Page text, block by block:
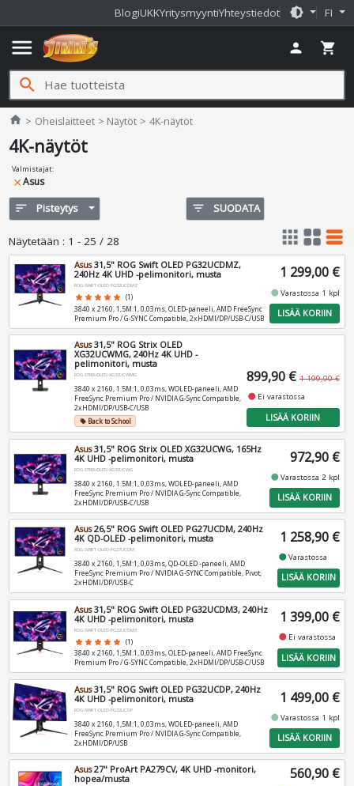
BlogiUKKYritysmyyntiYhteystiedot brightness_medium FI
menu person shopping_cart
search
home Jimms.fi
Oheislaitteet Näytöt 4K-näytöt
4K-näytöt
Valmistajat:
closeAsus
sort Pisteytys filter_list SUODATA
Näytetään : 1 - 25 / 28 apps grid_view table_rows
Asus31,5" ROG Swift OLED PG32UCDMZ,
240Hz 4K UHD -pelimonitori, musta
ROG-SWIFT-OLED-PG32UCDMZ
star star star star star (1)
3840 x 2160, 1,5M:1, 0,03ms, OLED-paneeli, AMD FreeSync
Premium Pro / G-SYNC Compatible, 2xHDMI/DP/USB-C/USB
1 299,00 €
fiber_manual_recordVarastossa 1 kpl
LISÄÄ KORIIN
Asus31,5" ROG Strix OLED
XG32UCWMG, 240Hz 4K UHD -
pelimonitori, musta
ROG-STRIX-OLED-XG32UCWMG
3840 x 2160, 1.5M:1, 0,03ms, WOLED-paneeli, AMD
FreeSync Premium Pro / NVIDIA G-Sync Compatible,
2xHDMI/DP/USB-C/USB
local_offerBack to School
899,90 € 1 199,90 €
fiber_manual_record Ei varastossa
LISÄÄ KORIIN
Asus31,5" ROG Strix OLED XG32UCWG, 165Hz
4K UHD -pelimonitori, musta
ROG-STRIX-OLED-XG32UCWG
3840 x 2160, 1.5M:1, 0,03ms, WOLED-paneeli, AMD
FreeSync Premium Pro / NVIDIA G-Sync Compatible,
2xHDMI/DP/USB-C/USB
972,90 €
fiber_manual_recordVarastossa 2 kpl
LISÄÄ KORIIN
Asus26,5" ROG Swift OLED PG27UCDM, 240Hz
4K QD-OLED -pelimonitori, musta
ROG-SWIFT-OLED-PG27UCDM
3840 x 2160, 1,5M:1, 0,03ms, QD-OLED -paneeli, AMD
FreeSync Premium Pro / NVIDIA G-SYNC Compatible, Pivot,
2xHDMI/DP/USB-C
1 258,90 €
fiber_manual_recordVarastossa
LISÄÄ KORIIN
Asus31,5" ROG Swift OLED PG32UCDM3, 240Hz
4K UHD -pelimonitori, musta
ROG-SWIFT-OLED-PG32UCDM3
star star star star star (1)
3840 x 2160, 1,5M:1, 0,03ms, OLED-paneeli, AMD FreeSync
Premium Pro / G-SYNC Compatible, 2xHDMI/DP/USB-C/USB
1 399,00 €
fiber_manual_record Ei varastossa
LISÄÄ KORIIN
Asus31,5" ROG Swift OLED PG32UCDP, 240Hz
4K UHD -pelimonitori, musta
ROG-SWIFT-OLED-PG32UCDP
3840 x 2160, 1,5M:1, 0,03ms, WOLED-paneeli, AMD
FreeSync Premium Pro / NVIDIA G-Sync Compatible,
2xHDMI/DP/USB
1 499,00 €
fiber_manual_recordVarastossa 1 kpl
LISÄÄ KORIIN
Asus27" ProArt PA279CV, 4K UHD -monitori,
hopea/musta
560,90 €